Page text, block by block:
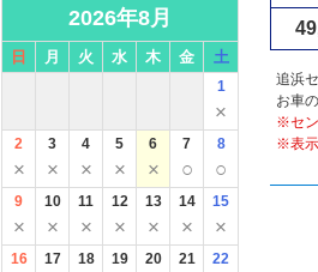
追浜
お車
※セン
※表示
2026年8月
日 月 火 水 木 金 土
1
×
2
×
3
×
4
×
5
×
6
×
7
○
8
○
9
×
10
×
11
×
12
×
13
×
14
×
15
×
16 17 18 19 20 21 22